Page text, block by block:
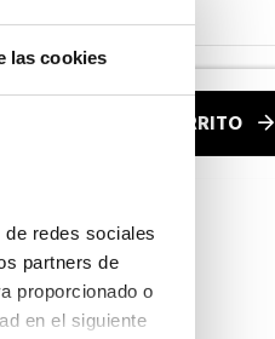
las cookies
redes sociales
partners de
proporcionado o
AÑADIR AL CARRITO